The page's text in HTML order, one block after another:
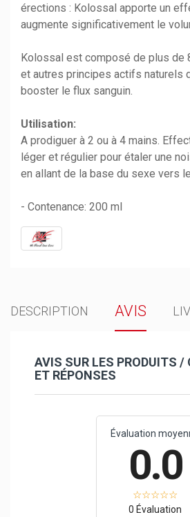
érections : Kolossal apporte un
augmente significativement le
Kolossal est composé de plus de
et autres principes actifs naturels
booster le flux sanguin.
Utilisation:
A prodiguer à 2 ou à 4 mains.
léger et régulier pour étaler une
en allant de la base du sexe vers
- Contenance: 200 ml
DESCRIPTION AVIS
AVIS SUR LES PRODUITS /
ET RÉPONSES
Évaluation
0.0
0 Évaluation